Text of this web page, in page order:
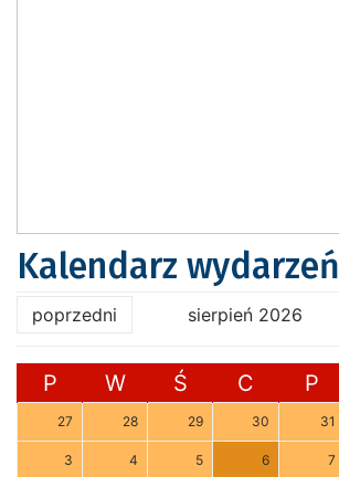
Kalendarz wydarzeń
poprzedni sierpień 2026
P W Ś C P
27 28 29 30 31
3 4 5 6 7